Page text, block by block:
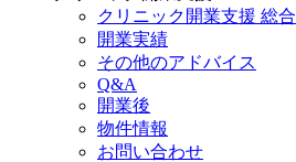
クリニック開業支援 総合
開業実績
その他のアドバイス
Q&A
開業後
物件情報
お問い合わせ